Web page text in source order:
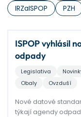
IRZaISPOP
PZH
ISPOP vyhlásil
odpady
Legislativa
Obaly
Ovzduší
Nové datové
týkají agendy